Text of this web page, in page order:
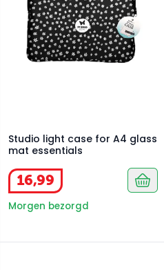
Studio light case for A4 glass
mat essentials
16,99
Morgen bezorgd